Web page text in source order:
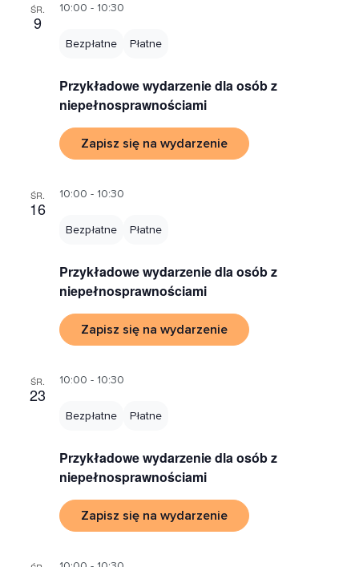
ŚR.
9
10:00 - 10:30
Przykładowe wydarzenie dla osób z
niepełnosprawnościami
Bezpłatne Płatne
Zapisz się na wydarzenie
ŚR.
16
10:00 - 10:30
Przykładowe wydarzenie dla osób z
niepełnosprawnościami
Bezpłatne Płatne
Zapisz się na wydarzenie
ŚR.
23
10:00 - 10:30
Przykładowe wydarzenie dla osób z
niepełnosprawnościami
Bezpłatne Płatne
Zapisz się na wydarzenie